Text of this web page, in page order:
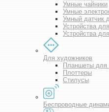
Умные чайники
Умные
Умный датчик
Устройства
Устройства
Для художников
Планшеты для
Плоттеры
Стилусы
Беспроводные